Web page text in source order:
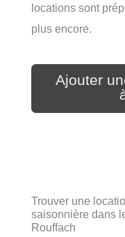
locations sont
plus encore.
Ajouter
Trouver une
saisonnière dans
Rouffach